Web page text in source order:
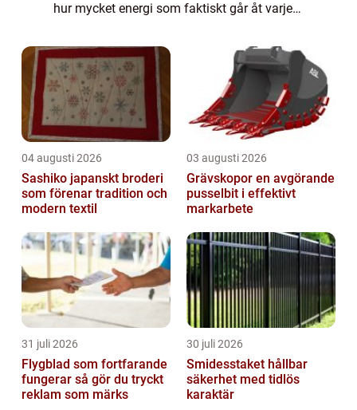
hur mycket energi som faktiskt går åt varje
skillnaderna extra tydligt när vädret växlar
snabbt mellan milt, blåsigt och ...
04 augusti 2026
Sashiko japanskt broderi
som förenar tradition och
modern textil
03 augusti 2026
Grävskopor en avgörande
pusselbit i effektivt
markarbete
31 juli 2026
Flygblad som fortfarande
fungerar så gör du tryckt
reklam som märks
30 juli 2026
Smidesstaket hållbar
säkerhet med tidlös
karaktär